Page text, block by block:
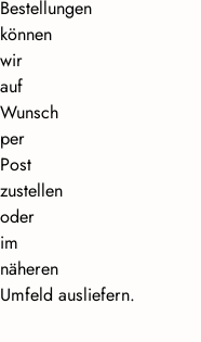
Bestellungen
können
wir
auf
Wunsch
per
Post
zustellen
oder
im
näheren
Umfeld ausliefern.